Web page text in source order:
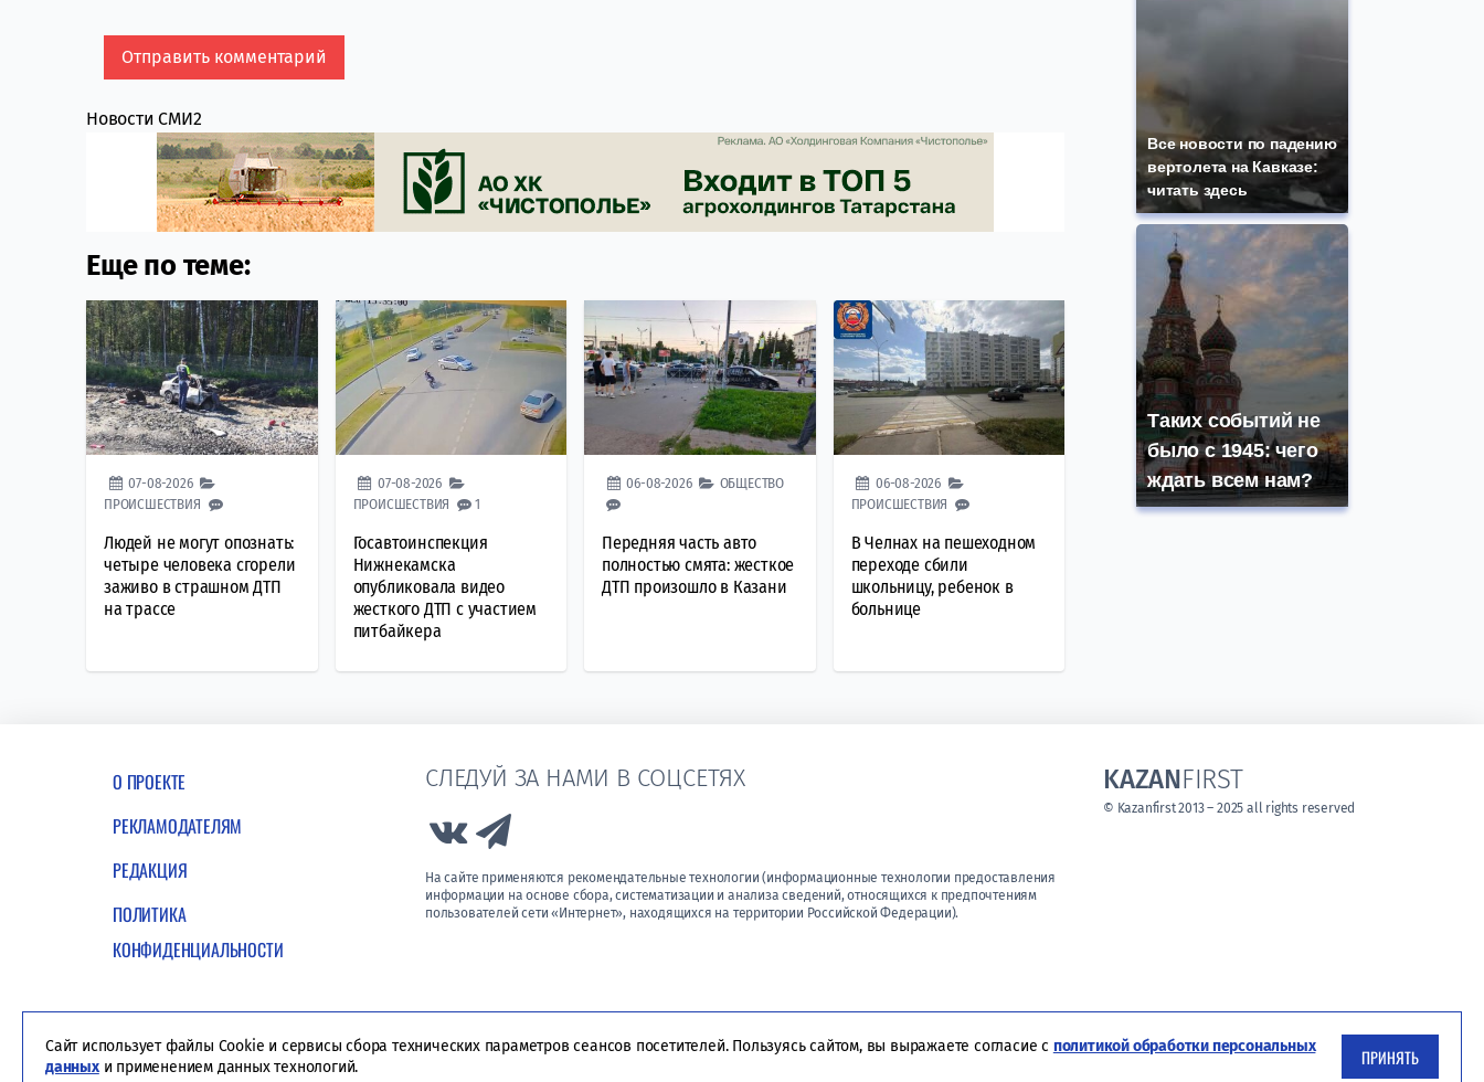
Новости СМИ2
Еще по теме:
07-08-2026
ПРОИСШЕСТВИЯ
Людей не могут опознать:
четыре человека сгорели
заживо в страшном ДТП
на трассе
07-08-2026
ПРОИСШЕСТВИЯ
1
Госавтоинспекция
Нижнекамска
опубликовала видео
жесткого ДТП с участием
питбайкера
06-08-2026 ОБЩЕСТВО
Передняя часть авто
полностью смята: жесткое
ДТП произошло в Казани
06-08-2026
ПРОИСШЕСТВИЯ
В Челнах на пешеходном
переходе сбили
школьницу, ребенок в
больнице
Все новости по падению
вертолета на Кавказе:
читать здесь
Таких событий не
было с 1945: чего
ждать всем нам?
О ПРОЕКТЕ
РЕКЛАМОДАТЕЛЯМ
РЕДАКЦИЯ
ПОЛИТИКА
КОНФИДЕНЦИАЛЬНОСТИ
СЛЕДУЙ ЗА НАМИ В СОЦСЕТЯХ
Link to Vk
На сайте применяются рекомендательные технологии (информационные технологии предоставления
информации на основе сбора, систематизации и анализа сведений, относящихся к предпочтениям
пользователей сети «Интернет», находящихся на территории Российской Федерации).
KAZANFIRST
© Kazanfirst 2013 – 2025 all rights reserved
Сайт использует файлы Cookie и сервисы сбора технических параметров сеансов посетителей. Пользуясь сайтом, вы выражаете согласие с политикой обработки персональных
данныхи применением данных технологий. ПРИНЯТЬ